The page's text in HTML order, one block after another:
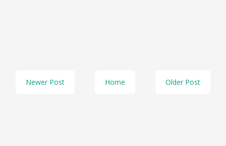
Newer Post Older Post
Home